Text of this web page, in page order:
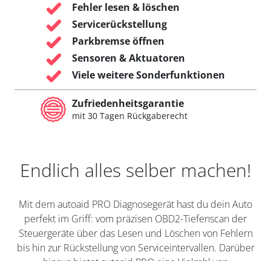
Fehler lesen & löschen
Servicerückstellung
Parkbremse öffnen
Sensoren & Aktuatoren
Viele weitere Sonderfunktionen
Zufriedenheitsgarantie
mit 30 Tagen Rückgaberecht
Endlich alles selber machen!
Mit dem autoaid PRO Diagnosegerät hast du dein Auto
perfekt im Griff: vom präzisen OBD2-Tiefenscan der
Steuergeräte über das Lesen und Löschen von Fehlern
bis hin zur Rückstellung von Serviceintervallen. Darüber